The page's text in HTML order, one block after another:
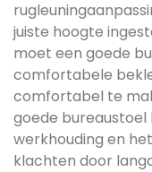
juiste hoogte
moet een goede
comfortabele
comfortabel te
goede bureaustoel
werkhouding en
klachten door